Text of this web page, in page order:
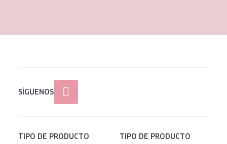
SÍGUENOS
TIPO DE PRODUCTO TIPO DE PRODUCTO